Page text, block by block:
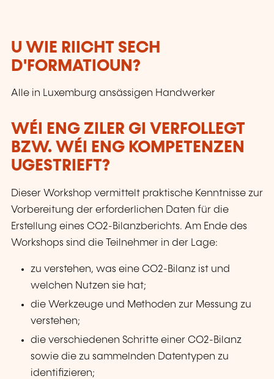
U WIE RIICHT SECH
D'FORMATIOUN?
Alle in Luxemburg ansässigen Handwerker
WÉI ENG ZILER GI VERFOLLEGT
BZW. WÉI ENG KOMPETENZEN
UGESTRIEFT?
Dieser Workshop vermittelt praktische Kenntnisse zur
Vorbereitung der erforderlichen Daten für die
Erstellung eines CO2-Bilanzberichts. Am Ende des
Workshops sind die Teilnehmer in der Lage:
zu verstehen, was eine CO2-Bilanz ist und
welchen Nutzen sie hat;
die Werkzeuge und Methoden zur Messung zu
verstehen;
die verschiedenen Schritte einer CO2-Bilanz
sowie die zu sammelnden Datentypen zu
identifizieren;